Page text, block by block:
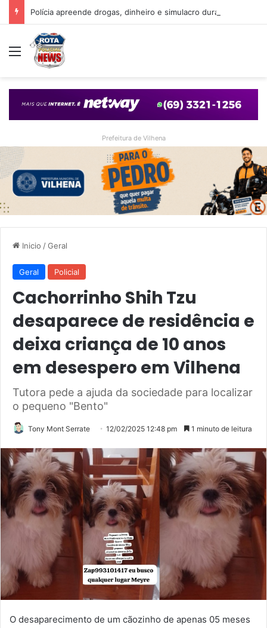
Menu
Prefeitura de Vilhena
Inicio /Geral
Geral Policial
Cachorrinho Shih Tzu
desaparece de residência e
deixa criança de 10 anos
em desespero em Vilhena
Tutora pede a ajuda da sociedade para localizar
o pequeno "Bento"
Tony Mont Serrate 12/02/2025 12:48 pm 1 minuto de leitura
O desaparecimento de um cãozinho de apenas 05 meses